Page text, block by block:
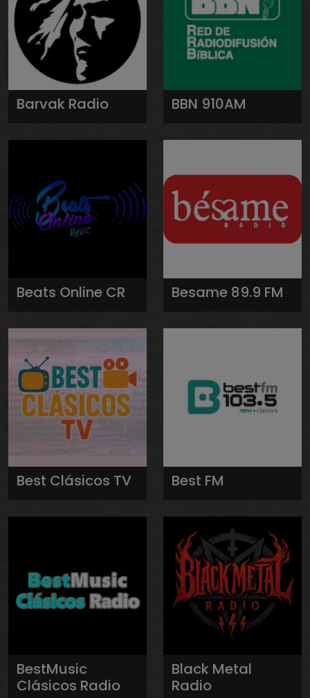
Barvak Radio BBN 910AM
Beats Online CR Besame 89.9 FM
Best Clásicos TV Best FM
BestMusic
Clásicos Radio
Black Metal
Radio